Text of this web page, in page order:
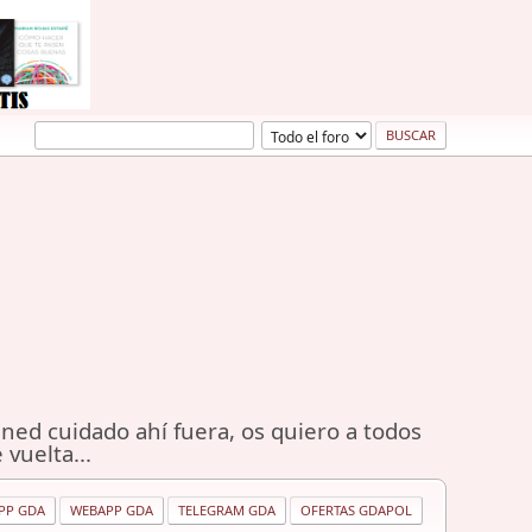
cuidado ahí fuera, os quiero a todos
vuelta...
GDA WEBAPP GDA TELEGRAM GDA OFERTAS GDAPOL